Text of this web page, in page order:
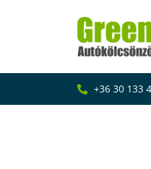
+36 30 133